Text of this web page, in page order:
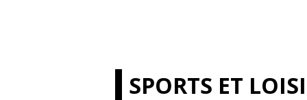
SPORTS ET